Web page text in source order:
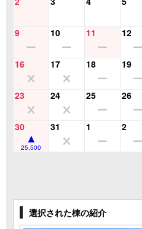
9 10 11 12
16 17 18 19
23 24 25 26
30
25,500
31 1 2
選択された棟の紹介